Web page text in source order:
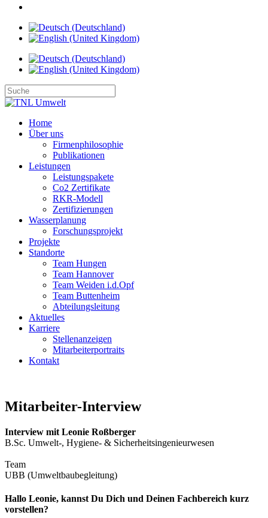
Home
Über uns
Firmenphilosophie
Publikationen
Leistungen
Leistungspakete
Co2 Zertifikate
RKR-Modell
Zertifizierungen
Wasserplanung
Forschungsprojekt
Projekte
Standorte
Team Hungen
Team Hannover
Team Weiden i.d.Opf
Team Buttenheim
Abteilungsleitung
Aktuelles
Karriere
Stellenanzeigen
Mitarbeiterportraits
Kontakt
Mitarbeiter-Interview
Interview mit Leonie Roßberger
B.Sc. Umwelt-, Hygiene- & Sicherheitsingenieurwesen
Team
UBB (Umweltbaubegleitung)
Hallo Leonie, kannst Du Dich und Deinen Fachbereich kurz
vorstellen?